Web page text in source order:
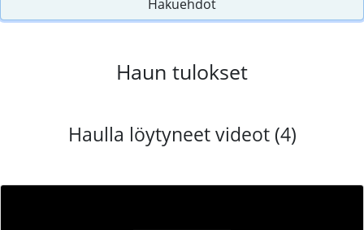
Hakuehdot
Haun tulokset
Haulla löytyneet videot (4)